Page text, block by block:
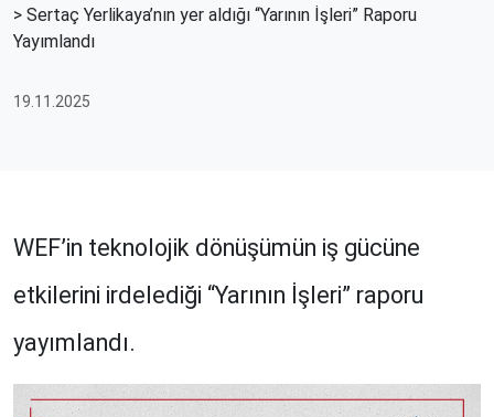
> Sertaç Yerlikaya’nın yer aldığı “Yarının İşleri” Raporu
Yayımlandı
19.11.2025
WEF’in teknolojik dönüşümün iş gücüne
etkilerini irdelediği “Yarının İşleri” raporu
yayımlandı.